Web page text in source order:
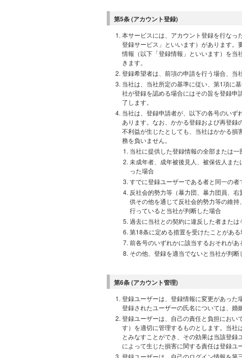
第5条 (アカウント登録)
本サービスには、アカウント登録を行な
登録サービス」といいます）があります
情報（以下「登録情報」といいます）を
きます。
登録希望者は、前項の申請を行う場合、当
当社は、当社所定の基準に従い、第1項に
社が登録を認める場合にはその旨を登録
了します。
当社は、登録申請者が、以下の各号のい
あります。なお、かかる登録および再登
不利益が生じたとしても、当社はかかる
務を負いません。
当社に提供した登録情報の全部または
未成年者、成年被後見人、被保佐人ま
った場合
すでに登録ユーザーである者と同一の者
反社会的勢力等（暴力団、暴力団員、
供その他を通じて反社会的勢力等の維
行っていると当社が判断した場合
過去に当社との契約に違反した者また
第18条に定める措置を受けたことがある
前各号のいずれかに該当するおそれが
その他、登録を適当でないと当社が判断
第6条 (アカウント管理)
登録ユーザーは、登録情報に変更があった
登録されたユーザーの氏名については、婚
登録ユーザーは、自己の責任と負担におい
す）を適切に管理するものとします。当
とみなすことができ、その効果は当該登
によって生じた損害に関する責任は登録ユ
登録ユーザーは、自己のログイン情報を第